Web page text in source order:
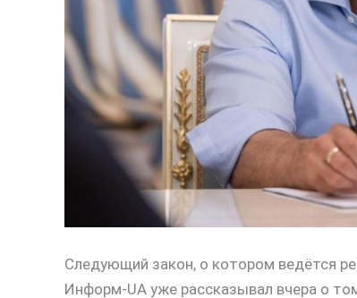
Следующий закон, о котором ведётся
Информ-UA уже рассказывал вчера о